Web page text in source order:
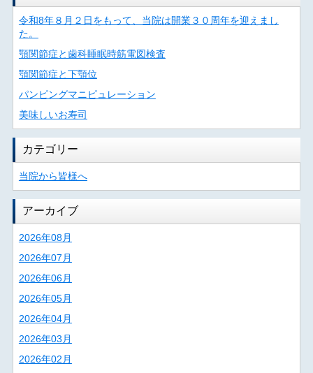
令和8年８月２日をもって、当院は開業３０周年を迎えまし
た。
顎関節症と歯科睡眠時筋電図検査
顎関節症と下顎位
パンピングマニピュレーション
美味しいお寿司
カテゴリー
当院から皆様へ
アーカイブ
2026年08月
2026年07月
2026年06月
2026年05月
2026年04月
2026年03月
2026年02月